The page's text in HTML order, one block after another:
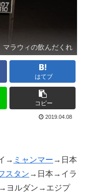
マラウィの飲んだくれ
はてブ
コピー
2019.04.08
→ ミャンマー →日本
スタン →日本→イラ
→ヨルダン→エジプ